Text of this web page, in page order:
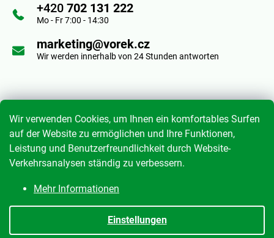
Wir verwenden Cookies, um Ihnen ein komfortables Surfen
auf der Website zu ermöglichen und Ihre Funktionen,
Leistung und Benutzerfreundlichkeit durch Website-
Verkehrsanalysen ständig zu verbessern.
Mehr Informationen
Einstellungen
e
+420 702 131 222
Mo - Fr 7:00 - 14:30
marketing@vorek.cz
Wir werden innerhalb von 24 Stunden antworten
Informace pro vás
Geschäftsbedingungen
Datenschutzrichtlinie
Meine Bestellung
Erstellt von Shoptet | mime digital